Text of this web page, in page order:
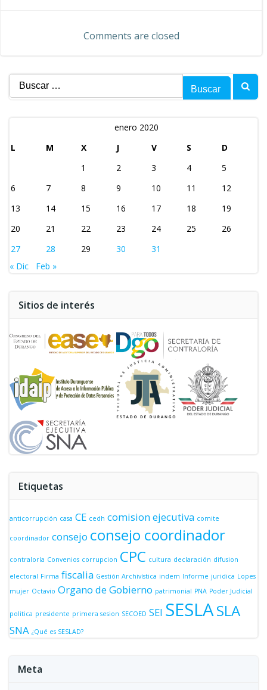
entradasComments are closed
Buscar:
enero 2020
L
M X J V S
D
1
2 3 4
5
6
7 8 9 10 11
12
13
14 15 16 17 18
19
20
21 22 23 24 25
26
27
28 29 30
31
« Dic
Feb »
Sitios de interés
Etiquetas
anticorrupción casa CE cedh comision ejecutiva comite
coordinador consejo consejo coordinador
contraloría Convenios corrupcion CPC cultura declaración difusion
electoral Firma fiscalia Gestión Archivística indem Informe juridica Lopes
mujer Octavio Organo de Gobierno patrimonial PNA Poder Judicial
politica presidente primera sesion SECOED SEI SESLASLA
SNA ¿Qué es SESLAD?
Meta